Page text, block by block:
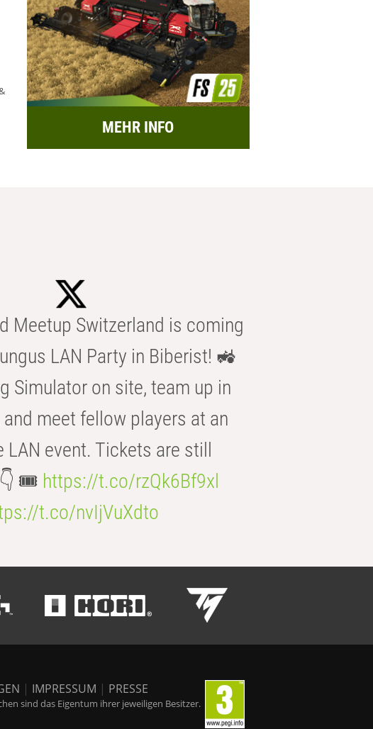
MEHR INFO
Switzerland is coming
LAN Party in Biberist! 🚜
Simulator on site, team up in
meet fellow players at an
LAN event. Tickets are still
🎟️ https://t.co/rzQk6Bf9xl
t.co/nvIjVuXdto
| IMPRESSUM | PRESSE
sind das Eigentum ihrer jeweiligen Besitzer.